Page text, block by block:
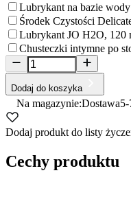
Lubrykant na bazie
Środek Czystości
Lubrykant JO H2O, 120
Chusteczki intymne po
Dodaj do koszyka
Na magazynie:Dostawa5-
Dodaj produkt do listy
Cechy produktu